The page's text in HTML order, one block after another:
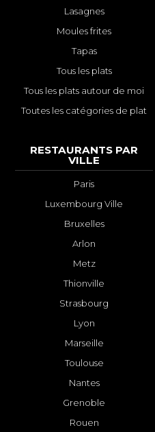
Lasagnes
Moules frites
Tapas
Tous les plats
Tous les plats autour de moi
Toutes les catégories de plat
RESTAURANTS PAR
VILLE
Paris
Luxembourg Ville
Bruxelles
Arlon
Metz
Thionville
Strasbourg
Lyon
Marseille
Toulouse
Nantes
Grenoble
Rouen